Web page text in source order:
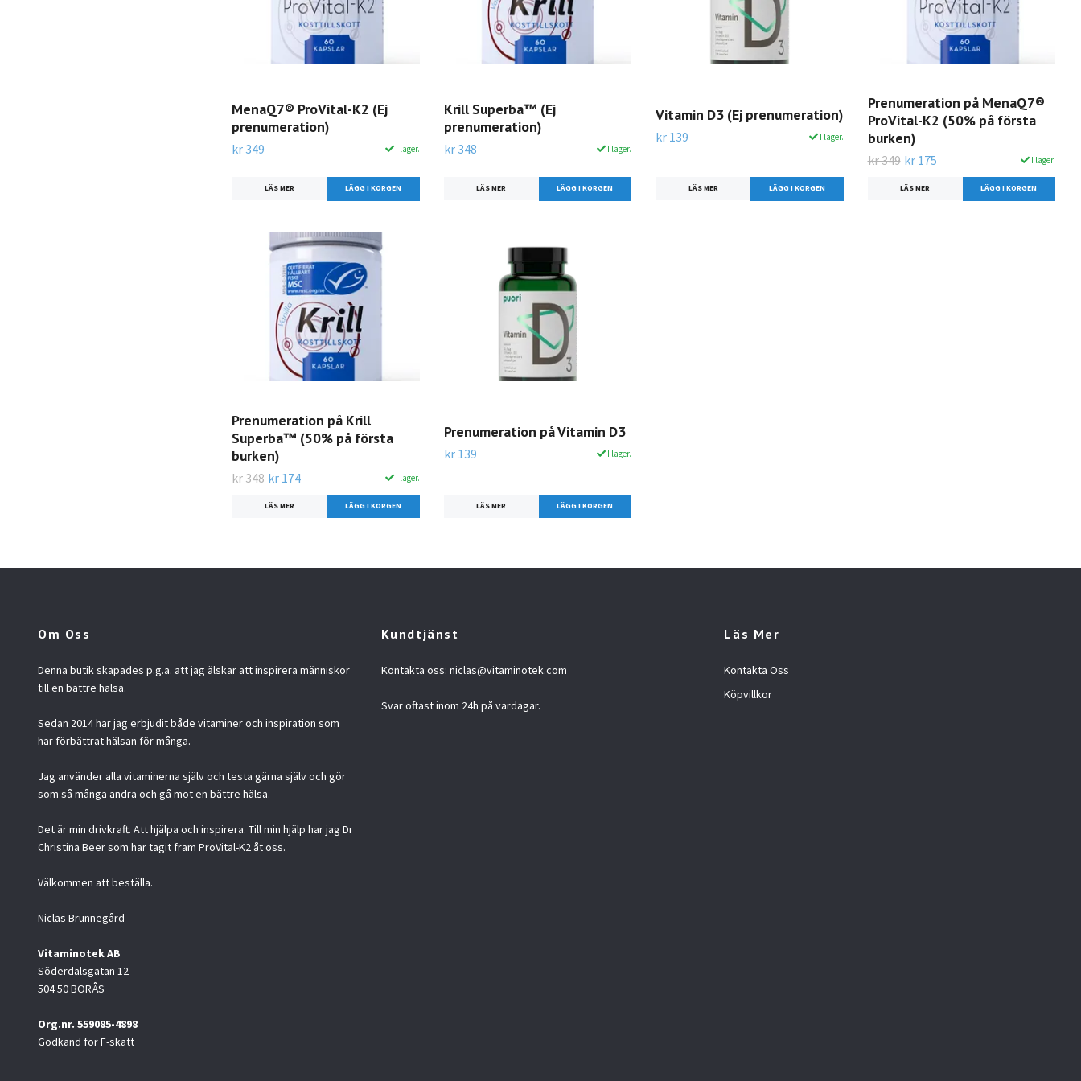
MenaQ7® ProVital-K2 (Ej
prenumeration)
kr 349 I lager.
LÄS MER
Krill Superba™ (Ej
prenumeration)
kr 348 I lager.
LÄS MER
Vitamin D3 (Ej prenumeration)
kr 139 I lager.
LÄS MER
Prenumeration på MenaQ7®
ProVital-K2 (50% på första
burken)
kr 349 kr 175 I lager.
LÄS MER
Prenumeration på Krill
Superba™ (50% på första
burken)
kr 348 kr 174 I lager.
LÄS MER
Prenumeration på Vitamin D3
kr 139 I lager.
LÄS MER
Om Oss
Denna butik skapades p.g.a. att jag älskar att inspirera människor
till en bättre hälsa.
Sedan 2014 har jag erbjudit både vitaminer och inspiration som
har förbättrat hälsan för många.
Jag använder alla vitaminerna själv och testa gärna själv och gör
som så många andra och gå mot en bättre hälsa.
Det är min drivkraft. Att hjälpa och inspirera. Till min hjälp har jag Dr
Christina Beer som har tagit fram ProVital-K2 åt oss.
Välkommen att beställa.
Niclas Brunnegård
Vitaminotek AB
Söderdalsgatan 12
504 50 BORÅS
Org.nr. 559085-4898
Godkänd för F-skatt
Kundtjänst
Kontakta oss: niclas@vitaminotek.com
Svar oftast inom 24h på vardagar.
Läs Mer
Kontakta Oss
Köpvillkor